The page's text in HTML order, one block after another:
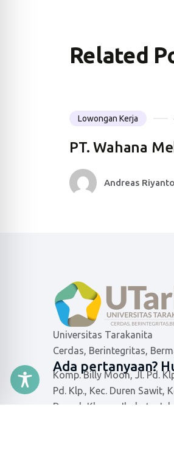
Related
Lowongan Kerja
PT. Wahana
Andreas Riyanto
Universitas Tarakanita
Cerdas, Berintegritas,
Ada pertanyaan?
Komp. Billy Moon, Jl. Pd.
Pd. Klp., Kec. Duren Sawit,
Daerah Khusus Ibukota